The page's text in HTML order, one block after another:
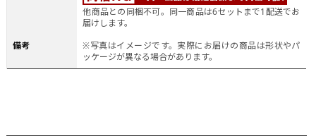
他商品との同梱不可。同一商品は6セットまで1配送でお
届けします。
備考
※写真はイメージです。実際にお届けの商品は形状やパ
ッケージが異なる場合があります。